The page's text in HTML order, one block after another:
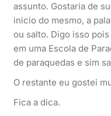
assunto. Gostaria de
inicio do mesmo, a
ou salto. Digo isso
em uma Escola de
de paraquedas e sim
O restante eu gostei
Fica a dica.